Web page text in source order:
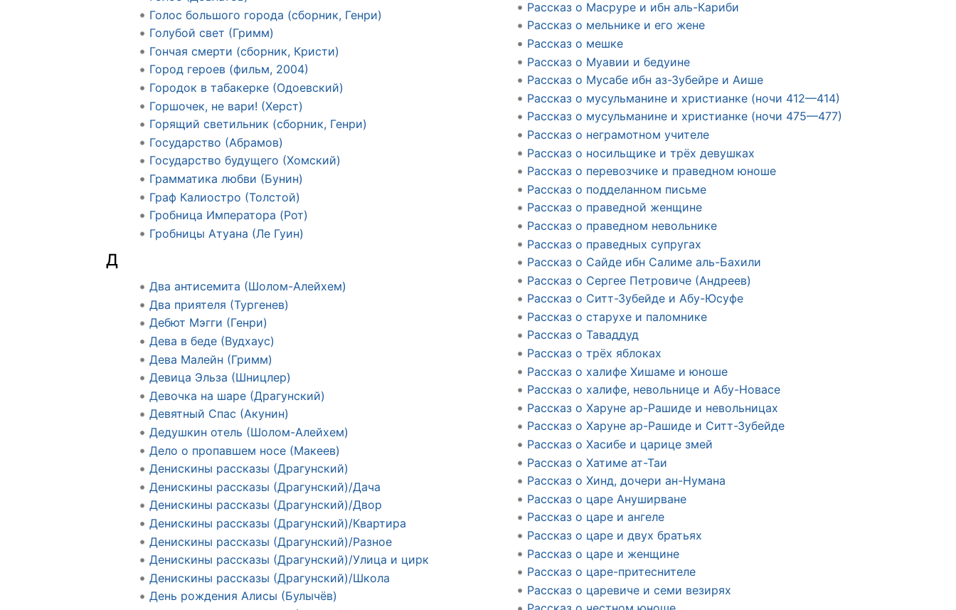
Голос большого города (сборник, Генри)
Голубой свет (Гримм)
Гончая смерти (сборник, Кристи)
Город героев (фильм, 2004)
Городок в табакерке (Одоевский)
Горшочек, не вари! (Херст)
Горящий светильник (сборник, Генри)
Государство (Абрамов)
Государство будущего (Хомский)
Грамматика любви (Бунин)
Граф Калиостро (Толстой)
Гробница Императора (Рот)
Гробницы Атуана (Ле Гуин)
Д
Два антисемита (Шолом-Алейхем)
Два приятеля (Тургенев)
Дебют Мэгги (Генри)
Дева в беде (Вудхаус)
Дева Малейн (Гримм)
Девица Эльза (Шницлер)
Девочка на шаре (Драгунский)
Девятный Спас (Акунин)
Дедушкин отель (Шолом-Алейхем)
Дело о пропавшем носе (Макеев)
Денискины рассказы (Драгунский)
Денискины рассказы (Драгунский)/Дача
Денискины рассказы (Драгунский)/Двор
Денискины рассказы (Драгунский)/Квартира
Денискины рассказы (Драгунский)/Разное
Денискины рассказы (Драгунский)/Улица и цирк
Денискины рассказы (Драгунский)/Школа
День рождения Алисы (Булычёв)
Рассказ о Масруре и ибн аль-Кариби
Рассказ о мельнике и его жене
Рассказ о мешке
Рассказ о Муавии и бедуине
Рассказ о Мусабе ибн аз-Зубейре и Аише
Рассказ о мусульманине и христианке (ночи 412—414)
Рассказ о мусульманине и христианке (ночи 475—477)
Рассказ о неграмотном учителе
Рассказ о носильщике и трёх девушках
Рассказ о перевозчике и праведном юноше
Рассказ о подделанном письме
Рассказ о праведной женщине
Рассказ о праведном невольнике
Рассказ о праведных супругах
Рассказ о Сайде ибн Салиме аль-Бахили
Рассказ о Сергее Петровиче (Андреев)
Рассказ о Ситт-Зубейде и Абу-Юсуфе
Рассказ о старухе и паломнике
Рассказ о Таваддуд
Рассказ о трёх яблоках
Рассказ о халифе Хишаме и юноше
Рассказ о халифе, невольнице и Абу-Новасе
Рассказ о Харуне ар-Рашиде и невольницах
Рассказ о Харуне ар-Рашиде и Ситт-Зубейде
Рассказ о Хасибе и царице змей
Рассказ о Хатиме ат-Таи
Рассказ о Хинд, дочери ан-Нумана
Рассказ о царе Ануширване
Рассказ о царе и ангеле
Рассказ о царе и двух братьях
Рассказ о царе и женщине
Рассказ о царе-притеснителе
Рассказ о царевиче и семи везирях